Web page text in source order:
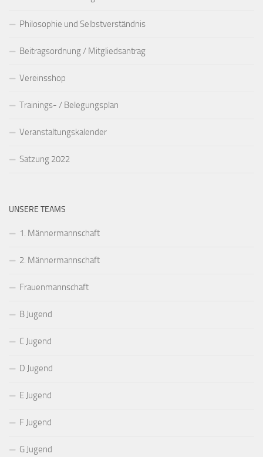
Philosophie und Selbstverständnis
Beitragsordnung / Mitgliedsantrag
Vereinsshop
Trainings- / Belegungsplan
Veranstaltungskalender
Satzung 2022
UNSERE TEAMS
1. Männermannschaft
2. Männermannschaft
Frauenmannschaft
B Jugend
C Jugend
D Jugend
E Jugend
F Jugend
G Jugend